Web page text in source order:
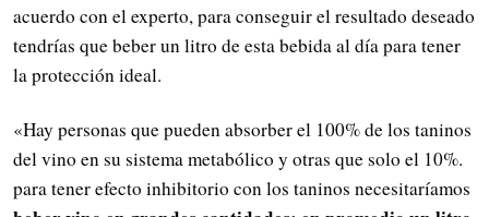
acuerdo con el experto, para conseguir el resultado deseado
tendrías que beber un litro de esta bebida al día para tener
la protección ideal.
«Hay personas que pueden absorber el 100% de los taninos
del vino en su sistema metabólico y otras que solo el 10%.
para tener efecto inhibitorio con los taninos necesitaríamos